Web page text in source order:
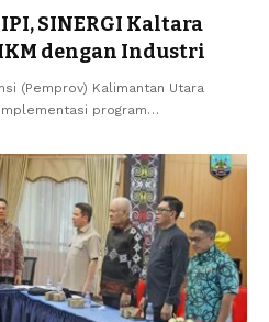
SINERGI Kaltara
dengan Industri
(Pemprov) Kalimantan Utara
program…